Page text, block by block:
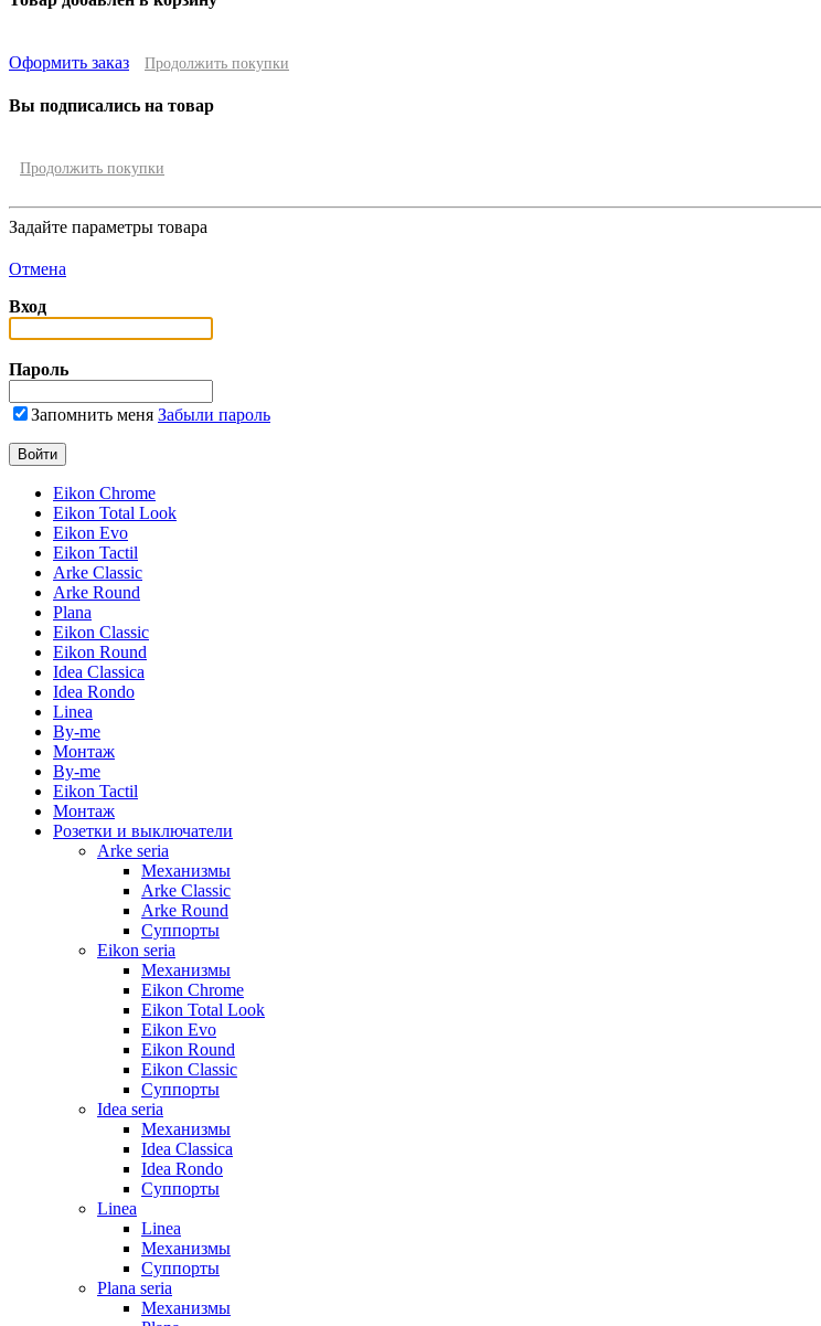
Оформить заказ Продолжить покупки
Вы подписались на товар
Продолжить покупки
Задайте параметры товара
Отмена
Вход
Пароль
Запомнить меня Забыли пароль
Eikon Chrome
Eikon Total Look
Eikon Evo
Eikon Tactil
Arke Classic
Arke Round
Plana
Eikon Classic
Eikon Round
Idea Classica
Idea Rondo
Linea
By-me
Монтаж
By-me
Eikon Tactil
Монтаж
Розетки и выключатели
Arke seria
Механизмы
Arke Classic
Arke Round
Суппорты
Eikon seria
Механизмы
Eikon Chrome
Eikon Total Look
Eikon Evo
Eikon Round
Eikon Classic
Суппорты
Idea seria
Механизмы
Idea Classica
Idea Rondo
Суппорты
Linea
Linea
Механизмы
Суппорты
Plana seria
Механизмы